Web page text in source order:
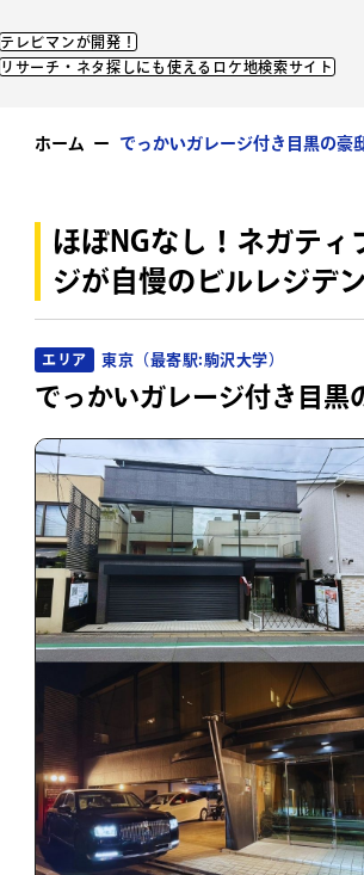
テレビマンが開発！
リサーチ・ネタ探しにも使えるロケ地検索サイト
ホーム ー でっかいガレージ付き目黒の豪
ほぼNGなし！ネガテ
ジが自慢のビルレジデ
エリア 東京（最寄駅:駒沢大学）
でっかいガレージ付き目黒